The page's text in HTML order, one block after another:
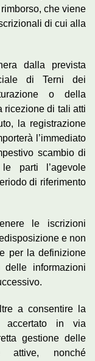
che viene
di cui alla
dalla prevista
di Terni dei
o della
ricezione di tali atti
la registrazione
l’immediato
scambio di
parti l’agevole
di riferimento
le iscrizioni
e non
per la definizione
delle informazioni
a consentire la
accertato in via
gestione delle
attive, nonché